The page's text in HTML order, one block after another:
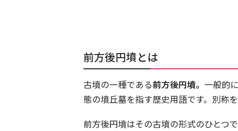
前方後円墳とは
古墳の一種である前方後円墳。 一般的
態の墳丘墓を指す歴史用語です。別称
前方後円墳はその古墳の形式のひとつで